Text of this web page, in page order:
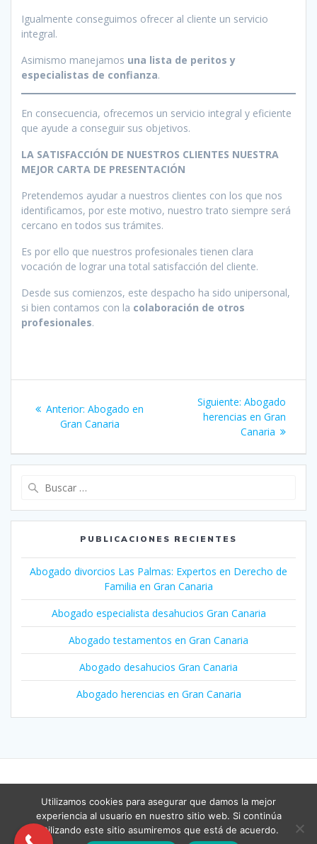
Igualmente conseguimos ofrecer al cliente un servicio
integral.
Asimismo manejamos una lista de peritos y
especialistas de confianza.
En consecuencia, ofrecemos un servicio integral y eficiente
que ayude a conseguir sus objetivos.
LA SATISFACCIÓN DE NUESTROS CLIENTES NUESTRA
MEJOR CARTA DE PRESENTACIÓN
Pretendemos ayudar a nuestros clientes con los que nos
identificamos, por este motivo, nuestro trato siempre será
cercano en todos sus trámites.
Es por ello que nuestros profesionales tienen clara
vocación de lograr una total satisfacción del cliente.
Desde sus comienzos, este despacho ha sido unipersonal,
si bien contamos con la colaboración de otros
profesionales.
entradas
Anterior: Entrada
anterior:
Abogado en
Gran Canaria
Siguiente: Siguiente
entrada:
Abogado
herencias en Gran
Canaria
PUBLICACIONES RECIENTES
Abogado divorcios Las Palmas: Expertos en Derecho de
Familia en Gran Canaria
Abogado especialista desahucios Gran Canaria
Abogado testamentos en Gran Canaria
Abogado desahucios Gran Canaria
Abogado herencias en Gran Canaria
© 2026 Ruano Abogados. Creado usando WordPress y el
Mesmerize
Utilizamos cookies para asegurar que damos la mejor
experiencia al usuario en nuestro sitio web. Si continúa
utilizando este sitio asumiremos que está de acuerdo.